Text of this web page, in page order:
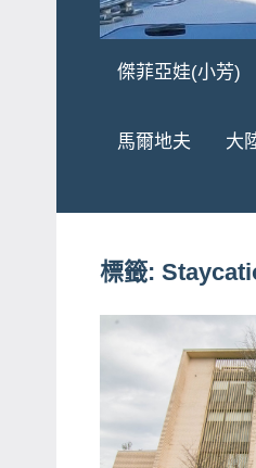
傑
娃
JEFFIA
FANG
團、
題
遊、
傑菲亞娃(小芳)
馬爾地夫 大
標籤: